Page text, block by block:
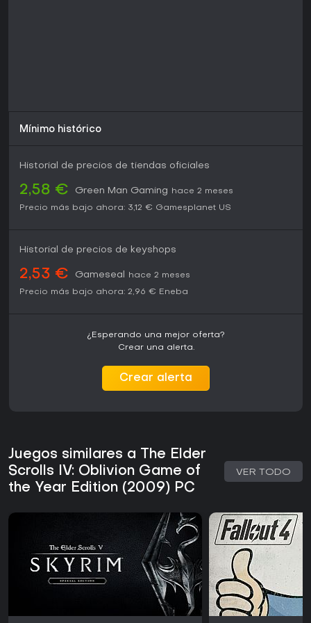
Mínimo histórico
Historial de precios de tiendas oficiales
2,58 € Green Man Gaming
hace 2 meses
Precio más bajo ahora: 3,12 € Gamesplanet US
Historial de precios de keyshops
2,53 € Gameseal
hace 2 meses
Precio más bajo ahora: 2,96 € Eneba
¿Esperando una mejor oferta?
Crear una alerta.
Crear alerta
Juegos similares a The Elder
Scrolls IV: Oblivion Game of
the Year Edition (2009) PC
VER TODO